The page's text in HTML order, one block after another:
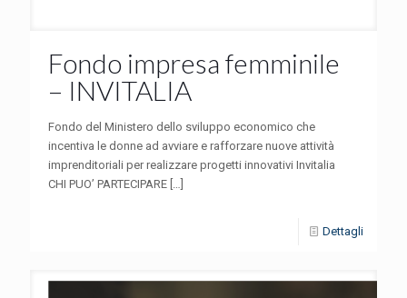
Fondo impresa femminile
– INVITALIA
Fondo del Ministero dello sviluppo economico che
incentiva le donne ad avviare e rafforzare nuove attività
imprenditoriali per realizzare progetti innovativi Invitalia
CHI PUO’ PARTECIPARE […]
Dettagli